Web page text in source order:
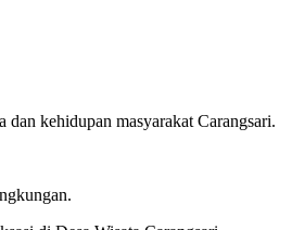
kehidupan masyarakat Carangsari.